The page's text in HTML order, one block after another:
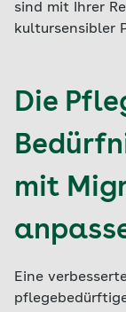
sind mit Ihrer
kultursensibler
Die
mit
Eine